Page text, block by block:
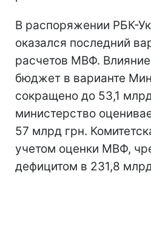
В распоряжении РБК-
оказался последний
расчетов МВФ.
бюджет в варианте
сокращено до 53,1
министерство
57 млрд грн.
учетом оценки МВФ,
дефицитом в 231,8